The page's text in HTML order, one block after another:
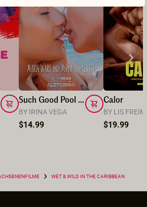
Such Good Pool Day
BY IRINA VEGA
$14.99
Calor
BY LIS
$19.99
› WET & WILD IN THE CARIBBEAN